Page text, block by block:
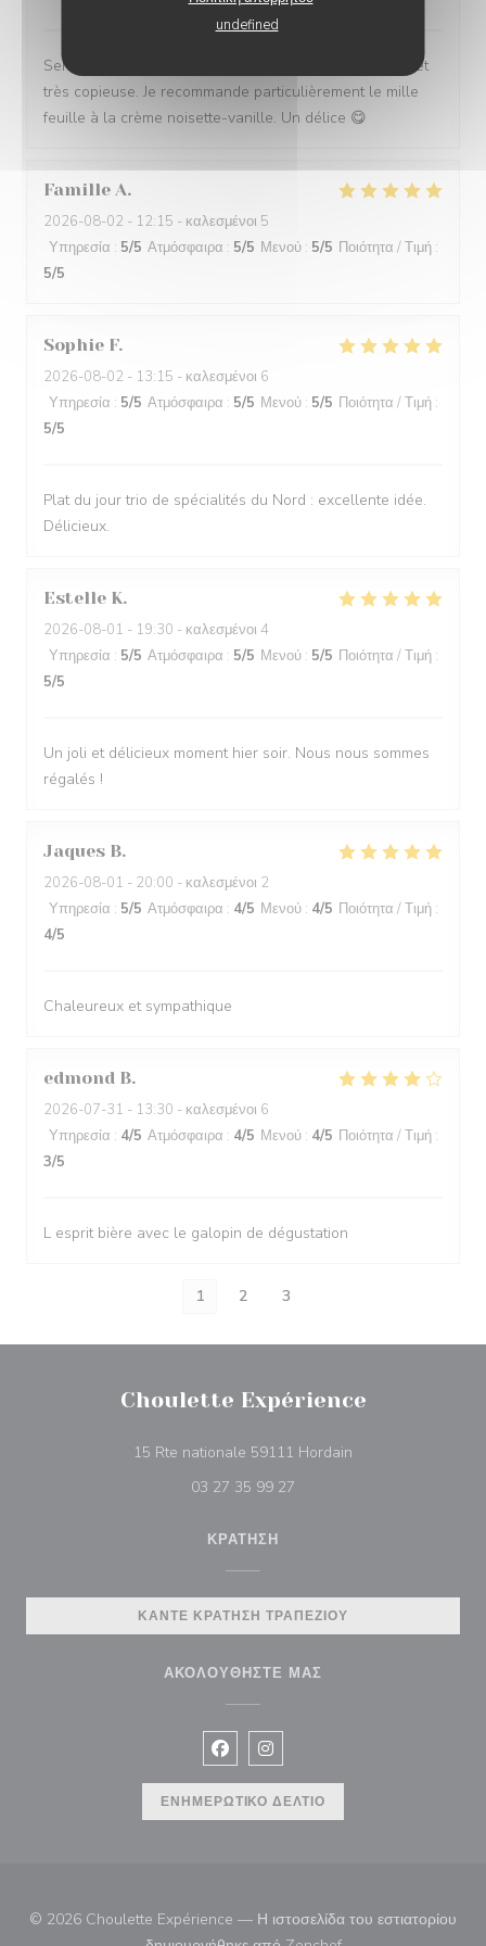
undefined
Service impeccable et convivial. Nourriture excellente et
très copieuse. Je recommande particulièrement le mille
feuille à la crème noisette-vanille. Un délice 😋
Famille A
2026-08-02 - 12:15 - καλεσμένοι 5
Υπηρεσία : 5/5 Ατμόσφαιρα : 5/5 Μενού : 5/5 Ποιότητα / Τιμή :
5/5
Sophie F
2026-08-02 - 13:15 - καλεσμένοι 6
Υπηρεσία : 5/5 Ατμόσφαιρα : 5/5 Μενού : 5/5 Ποιότητα / Τιμή :
5/5
Plat du jour trio de spécialités du Nord : excellente idée.
Délicieux.
Estelle K
2026-08-01 - 19:30 - καλεσμένοι 4
Υπηρεσία : 5/5 Ατμόσφαιρα : 5/5 Μενού : 5/5 Ποιότητα / Τιμή :
5/5
Un joli et délicieux moment hier soir. Nous nous sommes
régalés !
Jaques B
2026-08-01 - 20:00 - καλεσμένοι 2
Υπηρεσία : 5/5 Ατμόσφαιρα : 4/5 Μενού : 4/5 Ποιότητα / Τιμή :
4/5
Chaleureux et sympathique
edmond B
2026-07-31 - 13:30 - καλεσμένοι 6
Υπηρεσία : 4/5 Ατμόσφαιρα : 4/5 Μενού : 4/5 Ποιότητα / Τιμή :
3/5
L esprit bière avec le galopin de dégustation
1 2 3
Choulette Expérience
15 Rte nationale 59111 Hordain
03 27 35 99 27
ΚΡΆΤΗΣΗ
ΚΆΝΤΕ ΚΡΆΤΗΣΗ ΤΡΑΠΕΖΙΟΎ
ΑΚΟΛΟΥΘΉΣΤΕ ΜΑΣ
Facebook ((ανοίγει σε νέο
Instagram ((ανοίγει σε νέο
ΕΝΗΜΕΡΩΤΙΚΌ ΔΕΛΤΊΟ
© 2026 Choulette Expérience — Η ιστοσελίδα του εστιατορίου